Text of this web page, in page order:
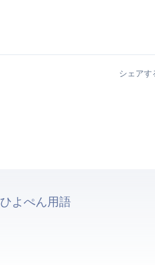
シェアす
ひよぺんIT用語. All rights reserved.